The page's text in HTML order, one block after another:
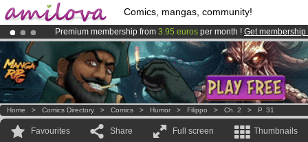
Comics, mangas, community!
Premium membership from 3.95 euros per month ! Get membership
AmilovaKickstarter is now LIVE!.
Already 100000 membersand 1000 comics & mangas!.
Home > Comics Directory > Comics > Humor > Filippo > Ch. 2 > P. 31
Favourites Share Full screen Thumbnails